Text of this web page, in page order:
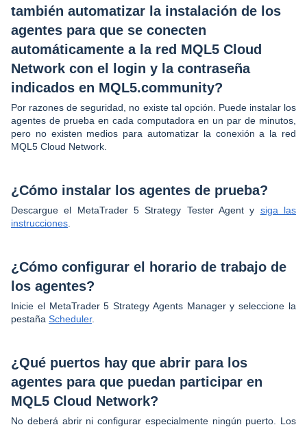
también automatizar la instalación de los
agentes para que se conecten
automáticamente a la red MQL5 Cloud
Network con el login y la contraseña
indicados en MQL5.community?
Por razones de seguridad, no existe tal opción. Puede instalar los
agentes de prueba en cada computadora en un par de minutos,
pero no existen medios para automatizar la conexión a la red
MQL5 Cloud Network.
¿Cómo instalar los agentes de prueba?
Descargue el MetaTrader 5 Strategy Tester Agent y siga las
instrucciones
¿Cómo configurar el horario de trabajo de
los agentes?
Inicie el MetaTrader 5 Strategy Agents Manager y seleccione la
pestaña Scheduler.
¿Qué puertos hay que abrir para los
agentes para que puedan participar en
MQL5 Cloud Network?
No deberá abrir ni configurar especialmente ningún puerto. Los